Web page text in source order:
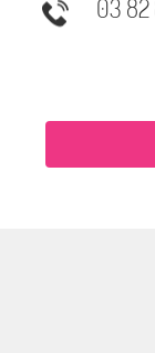
03 82